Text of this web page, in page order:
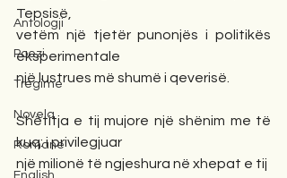
Antologji
Poezi
Tregime
Novela
Romane
English
Tepsisë,
vetëm një tjetër punonjës i politikës
eksperimentale
një lustrues më shumë i qeverisë.
Shëtitja e tij mujore një shënim me të
kuq: i privilegjuar
një milionë të ngjeshura në xhepat e tij